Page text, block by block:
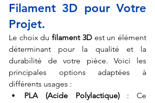
Filament 3D pour Votre
Projet.
Le choix du filament 3D est un élément
déterminant pour la qualité et la
durabilité de votre pièce. Voici les
principales options adaptées à
différents usages :
PLA (Acide Polylactique) : Ce